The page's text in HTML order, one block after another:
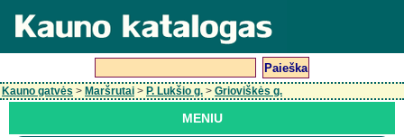
Kauno gatvės > Maršrutai > P. Lukšio g. > Grioviškės g.
MENIU